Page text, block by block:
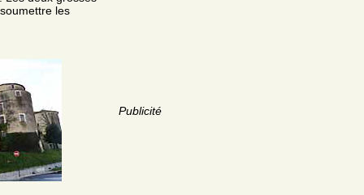
Publicité
les